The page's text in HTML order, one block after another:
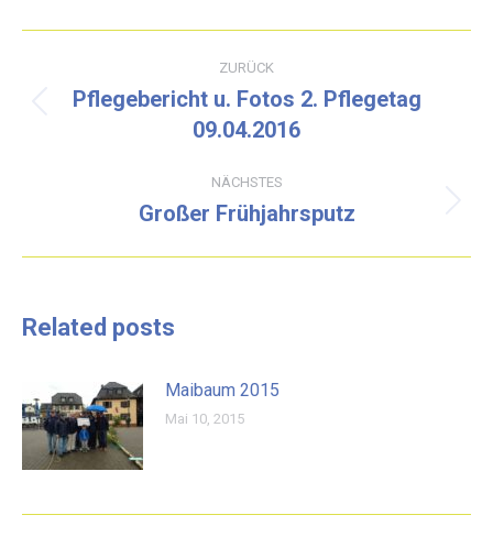
ZURÜCK
Beitrag:
Pflegebericht u. Fotos 2. Pflegetag
09.04.2016
NÄCHSTES
Nächster
Großer Frühjahrsputz
Related posts
Maibaum 2015
Mai 10, 2015